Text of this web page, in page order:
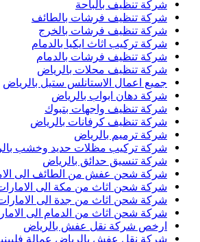
شركة تنظيف بالباحة
شركة تنظيف فرشات بالطائف
شركة تنظيف فرشات بالخرج
شركة تركيب اثاث ايكيا بالدمام
شركة تنظيف فرشات بالدمام
شركة تنظيف محلات بالرياض
جميع اعمال الاستانلس ستيل بالرياض
شركة دهان ابواب بالرياض
شركة تنظيف واجهات بتبوك
شركة تنظيف كرفانات بالرياض
شركة ترميم بالرياض
شركة تركيب مظلات حديد وخشب
شركة تنسيق حدائق بالرياض
شركة شحن عفش من الطائف الى
شركة شحن اثاث من مكة الى
شركة شحن اثاث من جدة الى
شركة شحن اثاث من الدمام الى
ارخص شركة نقل عفش بالرياض
شركة نقل عفش بالرياض عمالة